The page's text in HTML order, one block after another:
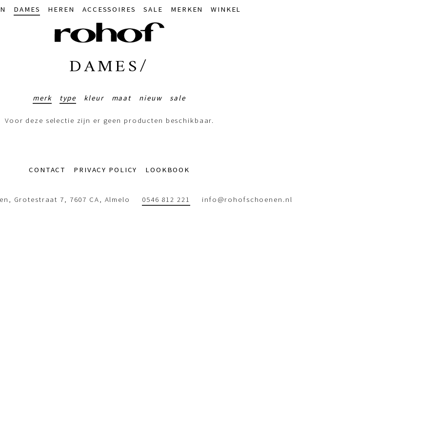
DAMES HEREN ACCESSOIRES SALE MERKEN WINKEL
DAMES/
merk type kleur maat nieuw sale
Voor deze selectie zijn er geen producten beschikbaar.
CONTACT PRIVACY POLICY LOOKBOOK
Grotestraat 7, 7607 CA, Almelo 0546 812 221 info@rohofschoenen.nl